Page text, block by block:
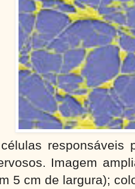
responsáveis
Imagem
5 cm de largura);